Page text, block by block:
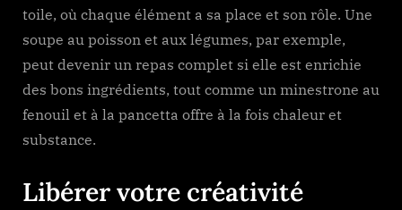
toile, où chaque élément a sa place et son rôle. Une
soupe au poisson et aux légumes, par exemple,
peut devenir un repas complet si elle est enrichie
des bons ingrédients, tout comme un minestrone au
fenouil et à la pancetta offre à la fois chaleur et
substance.
Libérer votre créativité